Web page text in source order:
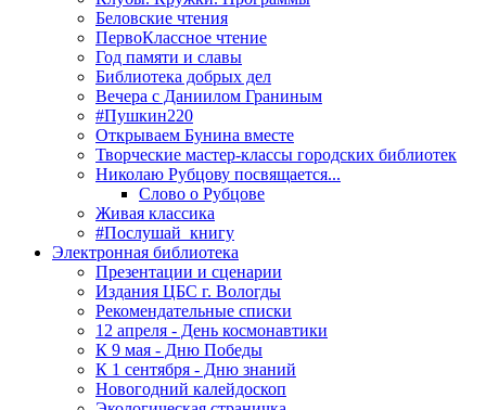
Беловские чтения
ПервоКлассное чтение
Год памяти и славы
Библиотека добрых дел
Вечера с Даниилом Граниным
#Пушкин220
Открываем Бунина вместе
Творческие мастер-классы городских библиотек
Николаю Рубцову посвящается...
Слово о Рубцове
Живая классика
#Послушай_книгу
Электронная библиотека
Презентации и сценарии
Издания ЦБС г. Вологды
Рекомендательные списки
12 апреля - День космонавтики
К 9 мая - Дню Победы
К 1 сентября - Дню знаний
Новогодний калейдоскоп